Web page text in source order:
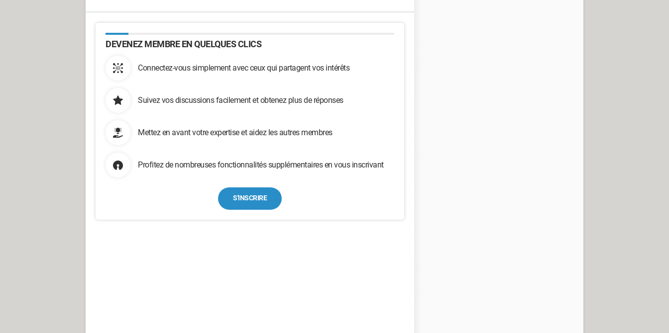
DEVENEZ MEMBRE EN QUELQUES CLICS
Connectez-vous simplement avec ceux qui partagent vos intérêts
Suivez vos discussions facilement et obtenez plus de réponses
Mettez en avant votre expertise et aidez les autres membres
Profitez de nombreuses fonctionnalités supplémentaires en vous inscrivant
S'INSCRIRE